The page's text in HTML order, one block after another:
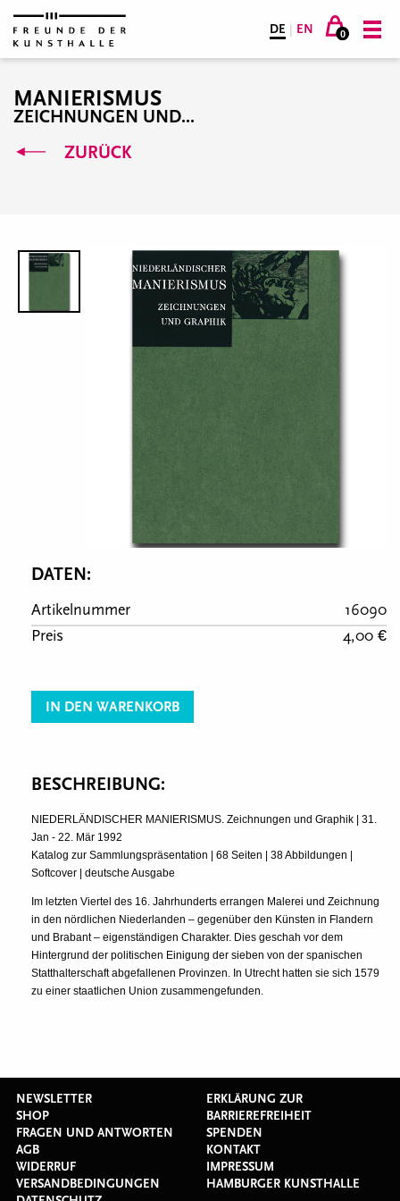
DE | EN 0
MANIERISMUS
ZEICHNUNGEN UND...
ZURÜCK
DATEN:
Artikelnummer
16090
Preis
4,00 €
IN DEN WARENKORB
BESCHREIBUNG:
NIEDERLÄNDISCHER MANIERISMUS. Zeichnungen und Graphik | 31.
Jan - 22. Mär 1992
Katalog zur Sammlungspräsentation | 68 Seiten | 38 Abbildungen |
Softcover | deutsche Ausgabe
Im letzten Viertel des 16. Jahrhunderts errangen Malerei und Zeichnung
in den nördlichen Niederlanden – gegenüber den Künsten in Flandern
und Brabant – eigenständigen Charakter. Dies geschah vor dem
Hintergrund der politischen Einigung der sieben von der spanischen
Statthalterschaft abgefallenen Provinzen. In Utrecht hatten sie sich 1579
zu einer staatlichen Union zusammengefunden.
NEWSLETTER
SHOP
FRAGEN UND ANTWORTEN
AGB
WIDERRUF
VERSANDBEDINGUNGEN
ERKLÄRUNG ZUR
BARRIEREFREIHEIT
SPENDEN
KONTAKT
IMPRESSUM
HAMBURGER KUNSTHALLE